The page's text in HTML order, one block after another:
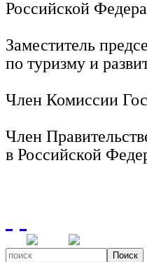
Российской
Заместитель
по туризму и
Член Комиссии
Член
в Российской
Поиск